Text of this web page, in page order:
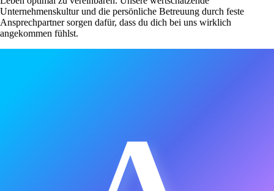
Unternehmenskultur und die persönliche Betreuung durch feste
Ansprechpartner sorgen dafür, dass du dich bei uns wirklich
angekommen fühlst.